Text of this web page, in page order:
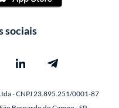
sociais
- CNPJ 23.895.251/0001-87